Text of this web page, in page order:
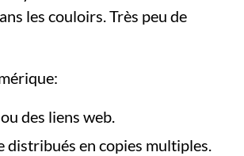
les couloirs. Très peu de
des liens web.
en copies multiples.